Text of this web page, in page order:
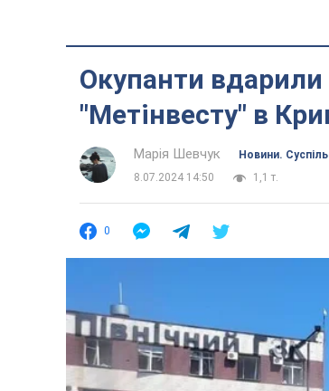
Окупанти
"Метінвесту" в
Марія Шевчук
Новини.
8.07.2024 14:50
1,1 т.
0